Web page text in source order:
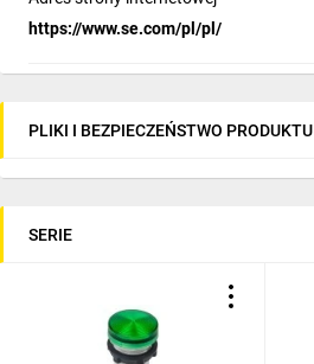
https://www.se.com/pl/pl/
PLIKI I BEZPIECZEŃSTWO PRODUKTU
SERIE